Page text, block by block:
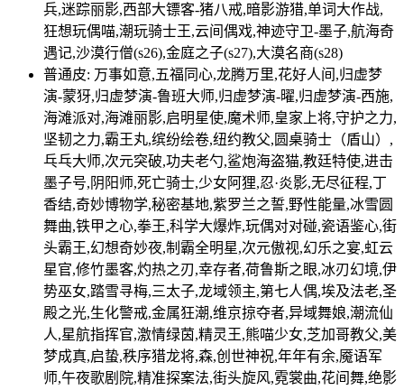
兵,迷踪丽影,西部大镖客-猪八戒,暗影游猎,单词大作战,
狂想玩偶喵,潮玩骑士王,云间偶戏,神迹守卫-墨子,航海奇
遇记,沙漠行僧(s26),金庭之子(s27),大漠名商(s28)
普通皮: 万事如意,五福同心,龙腾万里,花好人间,归虚梦
演-蒙犽,归虚梦演-鲁班大师,归虚梦演-曜,归虚梦演-西施,
海滩派对,海滩丽影,启明星使,魔术师,皇家上将,守护之力,
坚韧之力,霸王丸,缤纷绘卷,纽约教父,圆桌骑士（盾山）,
乓乓大师,次元突破,功夫老勺,鲨炮海盗猫,教廷特使,进击
墨子号,阴阳师,死亡骑士,少女阿狸,忍·炎影,无尽征程,丁
香结,奇妙博物学,秘密基地,紫罗兰之誓,野性能量,冰雪圆
舞曲,铁甲之心,拳王,科学大爆炸,玩偶对对碰,瓷语鉴心,街
头霸王,幻想奇妙夜,制霸全明星,次元傲视,幻乐之宴,虹云
星官,修竹墨客,灼热之刃,幸存者,荷鲁斯之眼,冰刃幻境,伊
势巫女,踏雪寻梅,三太子,龙域领主,第七人偶,埃及法老,圣
殿之光,生化警戒,金属狂潮,维京掠夺者,异域舞娘,潮流仙
人,星航指挥官,激情绿茵,精灵王,熊喵少女,芝加哥教父,美
梦成真,启蛰,秩序猎龙将,森,创世神祝,年年有余,魇语军
师,午夜歌剧院,精准探案法,街头旋风,霓裳曲,花间舞,绝影